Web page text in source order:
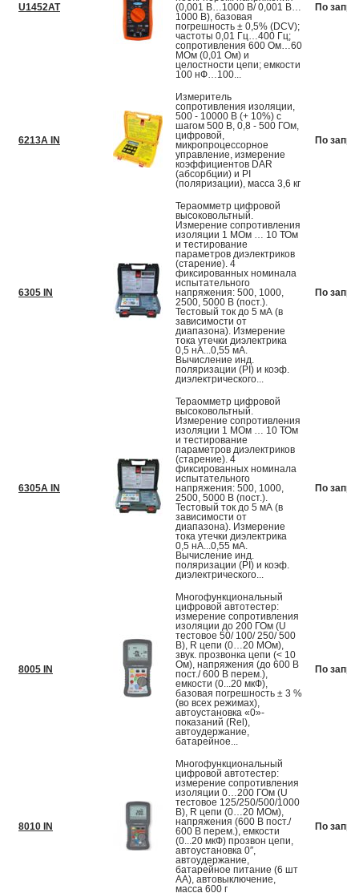
U1452AT
(0,001 В…1000 В/ 0,001 В…
1000 В), базовая
погрешность ± 0,5% (DCV);
частоты 0,01 Гц…400 Гц;
сопротивления 600 Ом…60
МОм (0,01 Ом) и
целостности цепи; емкости
100 нФ…100...
По
6213A IN
Измеритель
сопротивления изоляции,
500 - 10000 В (+ 10%) с
шагом 500 В, 0,8 - 500 ГОм,
цифровой,
микропроцессорное
управление, измерение
коэффициентов DAR
(абсорбции) и PI
(поляризации), масса 3,6 кг
По
6305 IN
Тераомметр цифровой
высоковольтный.
Измерение сопротивления
изоляции 1 МОм … 10 ТОм
и тестирование
параметров диэлектриков
(старение). 4
фиксированных номинала
испытательного
напряжения: 500, 1000,
2500, 5000 В (пост.).
Тестовый ток до 5 мА (в
зависимости от
диапазона). Измерение
тока утечки диэлектрика
0,5 нА...0,55 мА.
Вычисление инд.
поляризации (PI) и коэф.
диэлектрического...
По
6305A IN
Тераомметр цифровой
высоковольтный.
Измерение сопротивления
изоляции 1 МОм … 10 ТОм
и тестирование
параметров диэлектриков
(старение). 4
фиксированных номинала
испытательного
напряжения: 500, 1000,
2500, 5000 В (пост.).
Тестовый ток до 5 мА (в
зависимости от
диапазона). Измерение
тока утечки диэлектрика
0,5 нА...0,55 мА.
Вычисление инд.
поляризации (PI) и коэф.
диэлектрического...
По
8005 IN
Многофункциональный
цифровой автотестер:
измерение сопротивления
изоляции до 200 ГОм (U
тестовое 50/ 100/ 250/ 500
В), R цепи (0…20 МОм),
звук. прозвонка цепи (< 10
Ом), напряжения (до 600 В
пост./ 600 В перем.),
емкости (0...20 мкФ),
базовая погрешность ± 3 %
(во всех режимах),
автоустановка «0»-
показаний (Rel),
автоудержание,
батарейное...
По
8010 IN
Многофункциональный
цифровой автотестер:
измерение сопротивления
изоляции 0…200 ГОм (U
тестовое 125/250/500/1000
В), R цепи (0…20 МОм),
напряжения (600 В пост./
600 В перем.), емкости
(0...20 мкФ) прозвон цепи,
автоустановка 0″,
автоудержание,
батарейное питание (6 шт
АА), автовыключение,
масса 600 г
По